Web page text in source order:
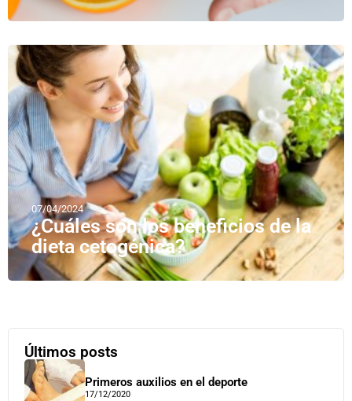
07/04/2024
¿Cuáles son los beneficios de la
dieta cetogénica?
Últimos posts
Primeros auxilios en el deporte
17/12/2020